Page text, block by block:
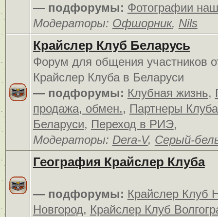
— подфорумы: Фотографии
Модераторы: Офшорник, Nils
Крайслер Клуб Беларусь
Форум для общения участников
Крайслер Клуба в Беларуси
— подфорумы: Клубная жизнь,
продажа, обмен., Партнеры
Беларуси, Переход в РИЭ,
Модераторы: Dera-V, Серый-
География Крайслер Клуба
— подфорумы: Крайслер Клуб
Новгород, Крайслер Клуб